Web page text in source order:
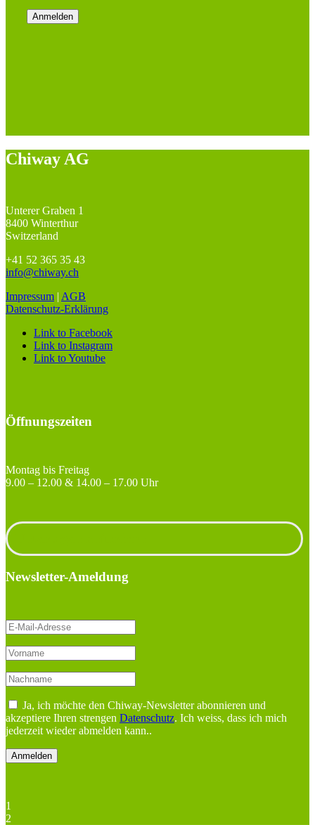
Chiway AG
Unterer Graben 1
8400 Winterthur
Switzerland
+41 52 365 35 43
info@chiway.ch
Impressum | AGB
Datenschutz-Erklärung
Link to Facebook
Link to Instagram
Link to Youtube
Öffnungszeiten
Montag bis Freitag
9.00 – 12.00 & 14.00 – 17.00 Uhr
Newsletter-Ameldung
Ja, ich möchte den Chiway-Newsletter abonnieren und
akzeptiere Ihren strengen Datenschutz. Ich weiss, dass ich mich
jederzeit wieder abmelden kann..
1
2